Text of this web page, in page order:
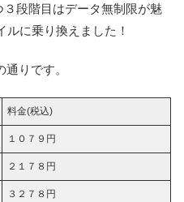
段階目はデータ無制限が魅
に乗り換えました！
りです。
料金(税込)
１０７９円
２１７８円
３２７８円